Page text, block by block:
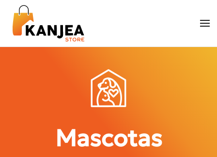
Skip to main content
Mascotas